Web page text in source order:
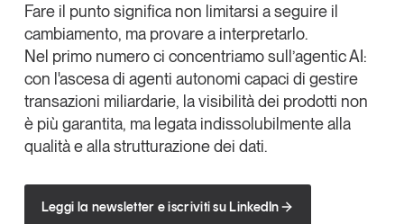
Fare il punto significa non limitarsi a seguire il
cambiamento, ma provare a interpretarlo.
Nel primo numero ci concentriamo sull’agentic AI :
con l'ascesa di agenti autonomi capaci di gestire
transazioni miliardarie, la visibilità dei prodotti non
è più garantita, ma legata indissolubilmente alla
qualità e alla strutturazione dei dati.
Leggi la newsletter e iscriviti su LinkedIn